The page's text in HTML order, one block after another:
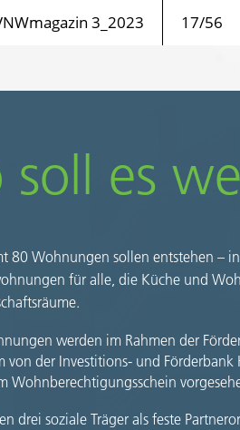
3_2023 17/56
soll es
80 Wohnungen sollen entstehen –
für alle, die Küche und
werden im Rahmen der
von der Investitions- und
Wohnberechtigungsschein
drei soziale Träger als feste